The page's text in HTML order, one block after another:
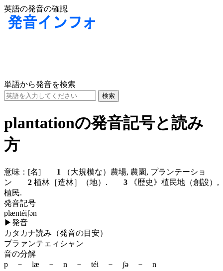
英語の発音の確認
単語から発音を検索
plantationの発音記号と読み
方
意味： [名] 1
（大規模な）農場, 農園, プランテーショ
ン 2 植林［造林］（地）. 3 《歴史》植民地（創設）,
植民.
発音記号
plæntéiʃən
▶発音
カタカナ読み（発音の目安）
プラァンテェィシャン
音の分解
p － læ － n － téi － ʃə － n